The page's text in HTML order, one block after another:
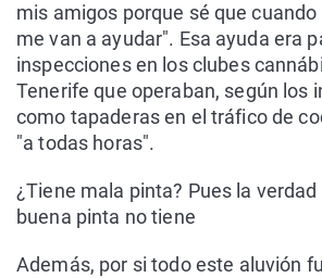
mis amigos porque sé que
me van a ayudar". Esa ayuda era
inspecciones en los clubes
Tenerife que operaban, según los
como tapaderas en el tráfico de
"a todas horas".
¿Tiene mala pinta? Pues la
buena pinta no tiene
Además, por si todo este aluvión